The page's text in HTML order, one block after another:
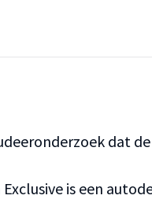
dat
is een